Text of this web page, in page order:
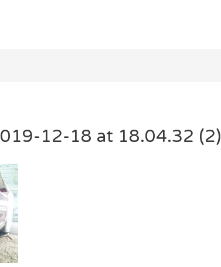
12-18 at 18.04.32 (2)